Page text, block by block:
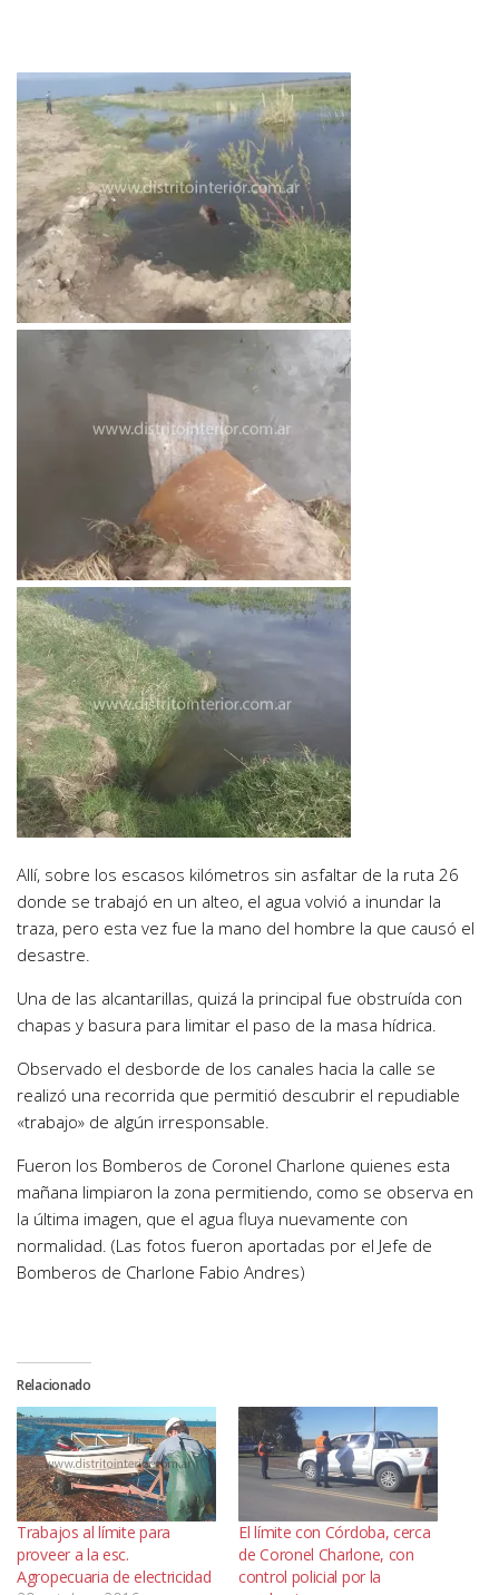
Allí, sobre los escasos kilómetros sin asfaltar de la ruta 26
donde se trabajó en un alteo, el agua volvió a inundar la
traza, pero esta vez fue la mano del hombre la que causó el
desastre.
Una de las alcantarillas, quizá la principal fue obstruída con
chapas y basura para limitar el paso de la masa hídrica.
Observado el desborde de los canales hacia la calle se
realizó una recorrida que permitió descubrir el repudiable
«trabajo» de algún irresponsable.
Fueron los Bomberos de Coronel Charlone quienes esta
mañana limpiaron la zona permitiendo, como se observa en
la última imagen, que el agua fluya nuevamente con
normalidad. (Las fotos fueron aportadas por el Jefe de
Bomberos de Charlone Fabio Andres)
Relacionado
Trabajos al límite para
proveer a la esc.
Agropecuaria de electricidad
El límite con Córdoba, cerca
de Coronel Charlone, con
control policial por la